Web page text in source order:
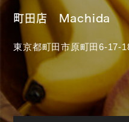
町田店 Machida
東京都町田市原町田6-